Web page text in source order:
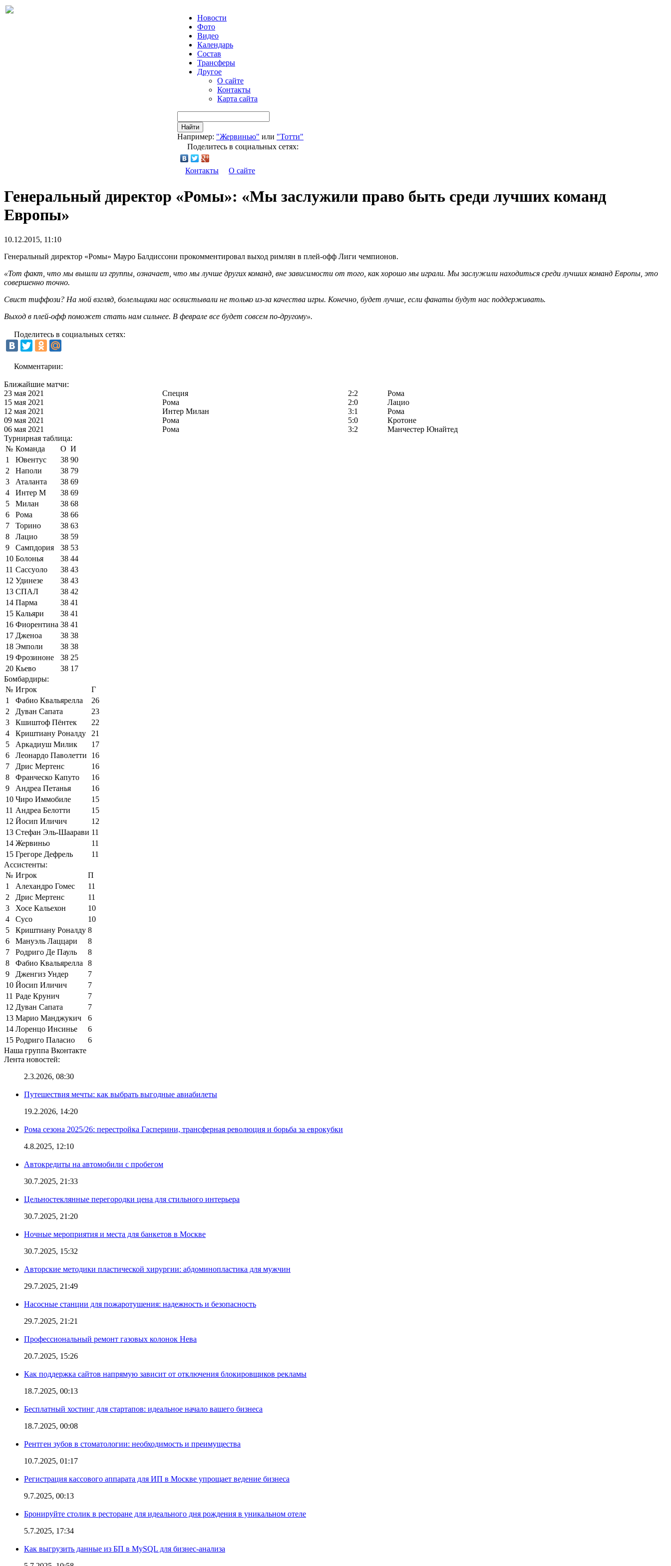
Новости
Фото
Видео
Календарь
Состав
Трансферы
Другое
О сайте
Контакты
Карта сайта
Найти
Например: "Жервинью" или "Тотти"
Поделитесь в социальных сетях:
Контакты О сайте
Генеральный директор «Ромы»: «Мы заслужили право быть среди лучших команд
Европы»
10.12.2015, 11:10
Генеральный директор «Ромы» Мауро Балдиссони прокомментировал выход римлян в плей-офф Лиги чемпионов.
«Тот факт, что мы вышли из группы, означает, что мы лучше других команд, вне зависимости от того, как хорошо мы играли. Мы заслужили находиться среди лучших команд Европы, это
совершенно точно.
Свист тиффози? На мой взгляд, болельщики нас освистывали не только из-за качества игры. Конечно, будет лучше, если фанаты будут нас поддерживать.
Выход в плей-офф поможет стать нам сильнее. В феврале все будет совсем по-другому».
Поделитесь в социальных сетях:
Комментарии:
Ближайшие матчи:
23 мая 2021
Специя 2:2
Рома
15 мая 2021
Рома 2:0
Лацио
12 мая 2021
Интер Милан 3:1
Рома
09 мая 2021
Рома 5:0
Кротоне
06 мая 2021
Рома 3:2
Манчестер Юнайтед
Турнирная таблица:
№ Команда О И
1
Ювентус 38 90
2
Наполи 38 79
3
Аталанта 38 69
4
Интер М 38 69
5
Милан 38 68
6
Рома 38 66
7
Торино 38 63
8
Лацио 38 59
9
Сампдория 38 53
10 Болонья 38 44
11 Сассуоло 38 43
12 Удинезе 38 43
13 СПАЛ 38 42
14 Парма 38 41
15 Кальяри 38 41
16 Фиорентина 38 41
17 Дженоа 38 38
18 Эмполи 38 38
19 Фрозиноне 38 25
20 Кьево 38 17
Бомбардиры:
№ Игрок
Г
1
Фабио Квальярелла
26
2
Дуван Сапата
23
3
Кшиштоф Пёнтек
22
4
Криштиану Роналду
21
5
Аркадиуш Милик
17
6
Леонардо Паволетти
16
7
Дрис Мертенс
16
8
Франческо Капуто
16
9
Андреа Петанья
16
10 Чиро Иммобиле
15
11 Андреа Белотти
15
12 Йосип Иличич
12
13 Стефан Эль-Шаарави 11
14 Жервиньо
11
15 Грегоре Дефрель
11
Ассистенты:
№ Игрок
П
1
Алехандро Гомес
11
2
Дрис Мертенс
11
3
Хосе Кальехон
10
4
Сусо
10
5
Криштиану Роналду 8
6
Мануэль Лаццари
8
7
Родриго Де Пауль
8
8
Фабио Квальярелла
8
9
Дженгиз Ундер
7
10 Йосип Иличич
7
11 Раде Крунич
7
12 Дуван Сапата
7
13 Марио Манджукич
6
14 Лоренцо Инсинье
6
15 Родриго Паласио
6
Наша группа Вконтакте
Лента новостей:
2.3.2026, 08:30
Путешествия мечты: как выбрать выгодные авиабилеты
19.2.2026, 14:20
Рома сезона 2025/26: перестройка Гасперини, трансферная революция и борьба за еврокубки
4.8.2025, 12:10
Автокредиты на автомобили с пробегом
30.7.2025, 21:33
Цельностеклянные перегородки цена для стильного интерьера
30.7.2025, 21:20
Ночные мероприятия и места для банкетов в Москве
30.7.2025, 15:32
Авторские методики пластической хирургии: абдоминопластика для мужчин
29.7.2025, 21:49
Насосные станции для пожаротушения: надежность и безопасность
29.7.2025, 21:21
Профессиональный ремонт газовых колонок Нева
20.7.2025, 15:26
Как поддержка сайтов напрямую зависит от отключения блокировщиков рекламы
18.7.2025, 00:13
Бесплатный хостинг для стартапов: идеальное начало вашего бизнеса
18.7.2025, 00:08
Рентген зубов в стоматологии: необходимость и преимущества
10.7.2025, 01:17
Регистрация кассового аппарата для ИП в Москве упрощает ведение бизнеса
9.7.2025, 00:13
Бронируйте столик в ресторане для идеального дня рождения в уникальном отеле
5.7.2025, 17:34
Как выгрузить данные из БП в MySQL для бизнес-анализа